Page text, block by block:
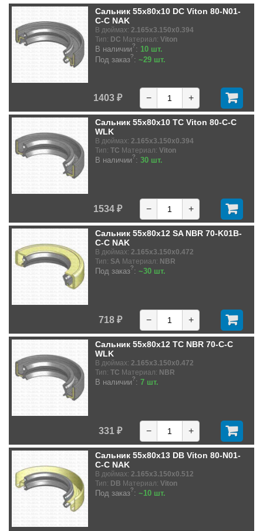
Сальник 55x80x10 DC Viton 80-N01-
C-C NAK
В дюймах: 2.165x3.150x0.394
Тип: DC Материал: Viton
В наличии?: 10 шт.
Под заказ?: ~29 шт.
1403 ₽ − +
Сальник 55x80x10 TC Viton 80-C-C
WLK
В дюймах: 2.165x3.150x0.394
Тип: TC Материал: Viton
В наличии?: 30 шт.
1534 ₽ − +
Сальник 55x80x12 SA NBR 70-K01B-
C-C NAK
В дюймах: 2.165x3.150x0.472
Тип: SA Материал: NBR
Под заказ?: ~30 шт.
718 ₽ − +
Сальник 55x80x12 TC NBR 70-C-C
WLK
В дюймах: 2.165x3.150x0.472
Тип: TC Материал: NBR
В наличии?: 7 шт.
331 ₽ − +
Сальник 55x80x13 DB Viton 80-N01-
C-C NAK
В дюймах: 2.165x3.150x0.512
Тип: DB Материал: Viton
Под заказ?: ~10 шт.